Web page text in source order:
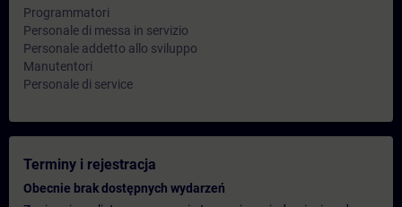
Programmatori
Personale di messa in servizio
Personale addetto allo sviluppo
Manutentori
Personale di service
Terminy i rejestracja
Obecnie brak dostępnych wydarzeń